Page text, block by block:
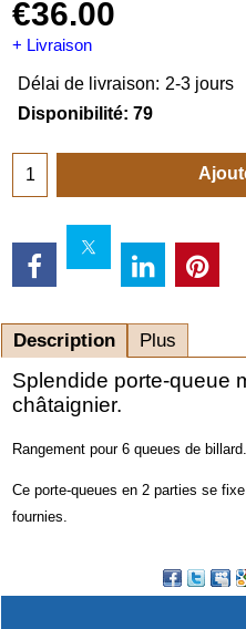
€36.00
+ Livraison
Délai de livraison: 2-3 jours
Disponibilité: 79
Description Plus
Splendide porte-queue
châtaignier.
Rangement pour 6 queues de billard.
Ce porte-queues en 2 parties se
fournies.